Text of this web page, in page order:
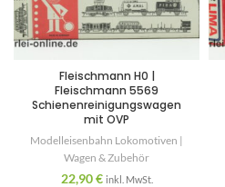
Fleischmann H0 |
Fleischmann 5569
Schienenreinigungswagen
mit OVP
Modelleisenbahn Lokomotiven |
Wagen & Zubehör
22,90€ inkl. MwSt.